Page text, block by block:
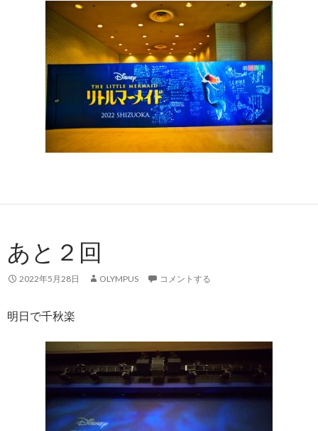
あと２回
2022年5月28日 OLYMPUS コメントする
明日で千秋楽